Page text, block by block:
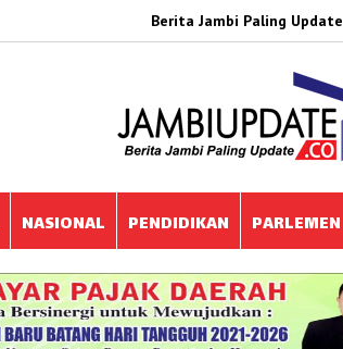
Berita Jambi Paling Update
NASIONAL PENDIDIKAN PARLEMEN